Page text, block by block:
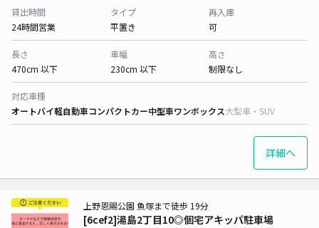
貸出時間
24時間営業
タイプ
平置き
再入庫
可
長さ
470cm 以下
車幅
230cm 以下
高さ
制限なし
対応車種
オートバイ軽自動車コンパクトカー中型車ワンボックス大型車・SUV
詳細へ
[6cef2]湯島2丁目10◎個宅アキッパ駐車場
上野恩賜公園 魚塚まで徒歩 19分